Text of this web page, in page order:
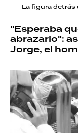
La figura detrás
"Esperaba
abrazarlo":
Jorge, el